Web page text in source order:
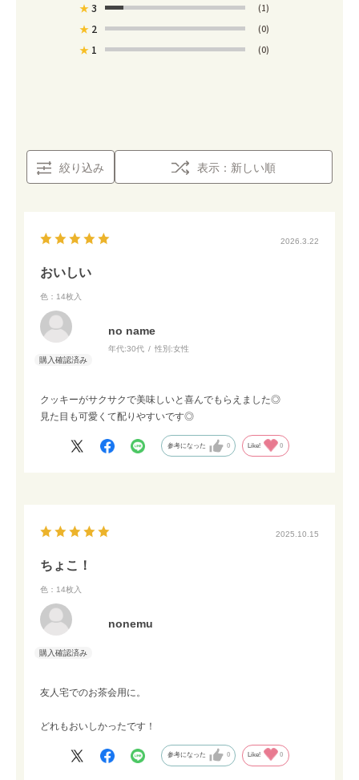
★3 (1)
★ 2 (0)
★ 1 (0)
絞り込み 表示：新しい順
2026.3.22
おいしい
色：14枚入
no name
年代:30代 性別:女性
クッキーがサクサクで美味しいと喜んでもらえました◎
見た目も可愛くて配りやすいです◎
参考になった 0 Like! 0
2025.10.15
ちょこ！
色：14枚入
nonemu
友人宅でのお茶会用に。
どれもおいしかったです！
参考になった 0 Like! 0